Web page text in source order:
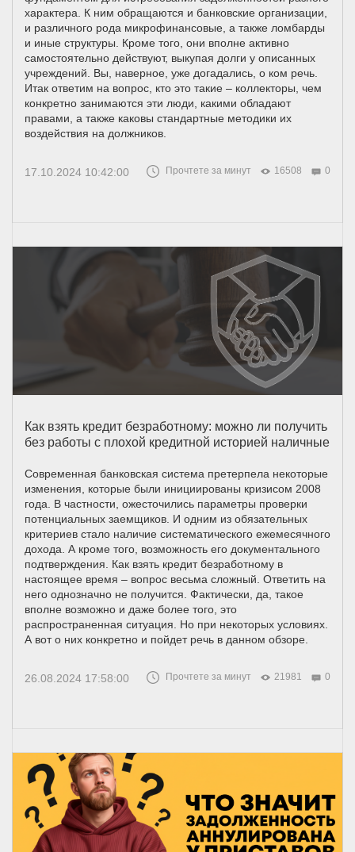
характера. К ним обращаются и банковские организации,
и различного рода микрофинансовые, а также ломбарды
и иные структуры. Кроме того, они вполне активно
самостоятельно действуют, выкупая долги у описанных
учреждений. Вы, наверное, уже догадались, о ком речь.
Итак ответим на вопрос, кто это такие – коллекторы, чем
конкретно занимаются эти люди, какими обладают
правами, а также каковы стандартные методики их
воздействия на должников.
17.10.2024 10:42:00 Прочтете за минут 16508 0
Как взять кредит безработному: можно ли получить
без работы с плохой кредитной историей наличные
Современная банковская система претерпела некоторые
изменения, которые были инициированы кризисом 2008
года. В частности, ожесточились параметры проверки
потенциальных заемщиков. И одним из обязательных
критериев стало наличие систематического ежемесячного
дохода. А кроме того, возможность его документального
подтверждения. Как взять кредит безработному в
настоящее время – вопрос весьма сложный. Ответить на
него однозначно не получится. Фактически, да, такое
вполне возможно и даже более того, это
распространенная ситуация. Но при некоторых условиях.
А вот о них конкретно и пойдет речь в данном обзоре.
26.08.2024 17:58:00 Прочтете за минут 21981 0